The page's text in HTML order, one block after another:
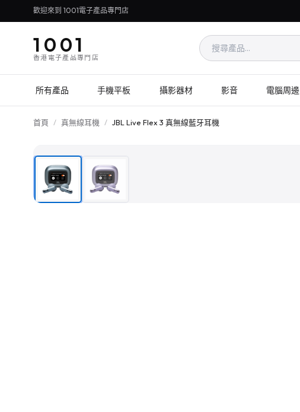
歡迎來到 1001電子產品專門店
1001
香港電子產品專門店
所有產品 手機平板 攝影器材 影音 電腦周邊
首頁 / 真無線耳機 / JBL Live Flex 3 真無線藍牙耳機